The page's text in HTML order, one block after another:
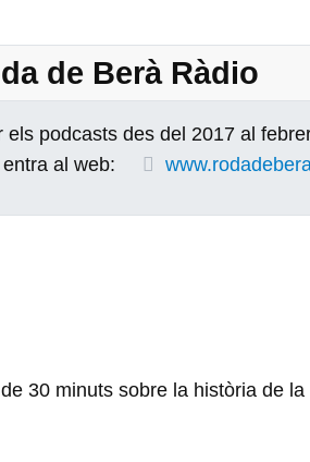
de Berà Ràdio
podcasts des del 2017 al
al web:
30 minuts sobre la història de